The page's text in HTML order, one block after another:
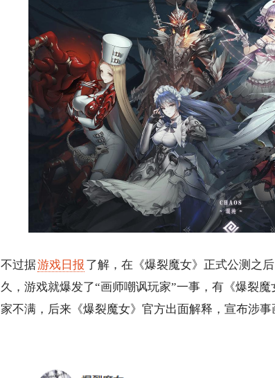
不过据游戏日报 了解，在《爆裂魔女》正式公测之
久，游戏就爆发了“画师嘲讽玩家”一事，有《爆裂
家不满，后来《爆裂魔女》官方出面解释，宣布涉事